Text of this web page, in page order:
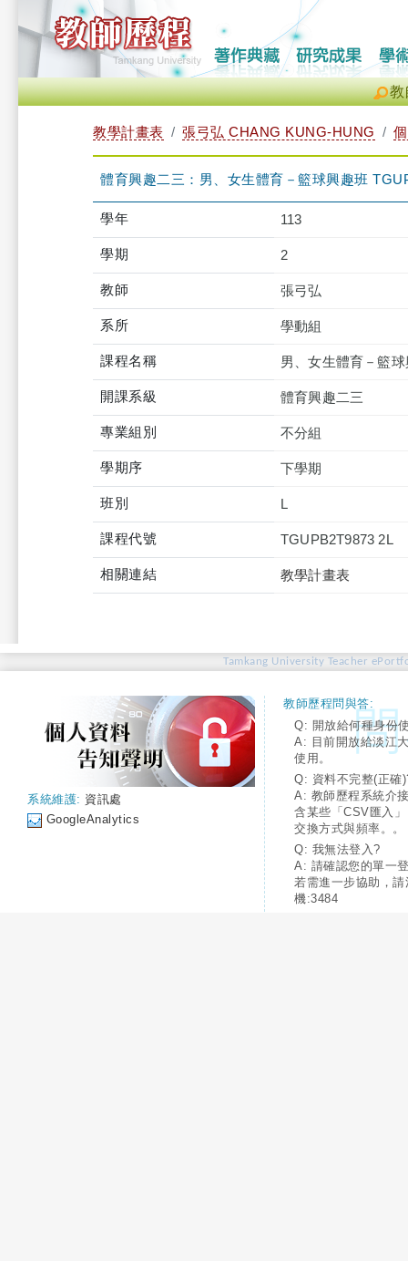
教
教學計畫表 張弓弘 CHANG KUNG-HUNG
體育興趣二三：男、女生體育－籃球興趣班
學年 113
學期 2
教師 張弓弘
系所 學動組
課程名稱 男、女生體育－籃
開課系級 體育興趣二三
專業組別 不分組
學期序 下學期
班別 L
課程代號 TGUPB2T9873 2L
相關連結 教學計畫表
Tamkang University Teacher
系統維護: 資訊處
GoogleAnalytics
教師歷程問與答:
Q: 開放給何種身份
A: 目前開放給淡江
使用。
Q: 資料不完整(正確
A: 教師歷程系統介
含某些「CSV匯入
交換方式與頻率。。
Q: 我無法登入?
A: 請確認您的單一
若需進一步協助，
機:3484